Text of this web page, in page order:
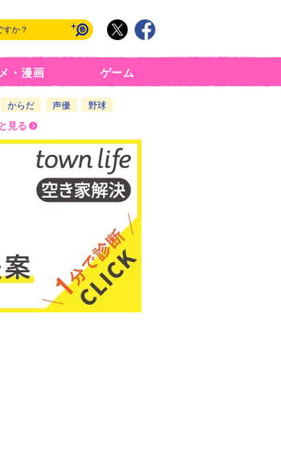
・漫画 ゲーム
からだ 声優
野球
見る